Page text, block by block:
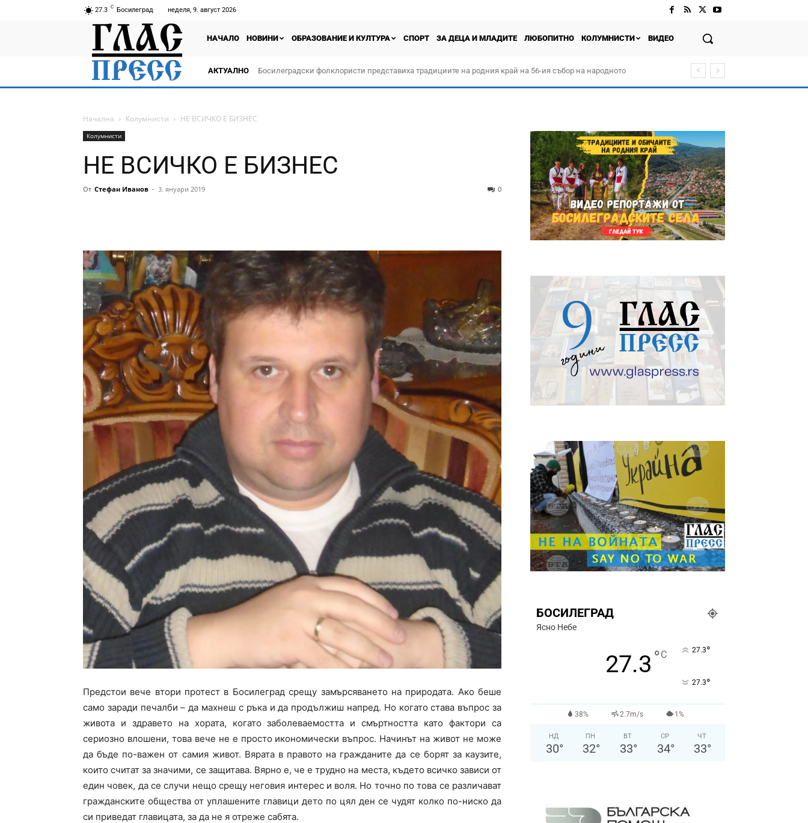
27.3 C Босилеград неделя, 9. август 2026
НАЧАЛО НОВИНИ ОБРАЗОВАНИЕ И КУЛТУРА СПОРТ ЗА ДЕЦА И МЛАДИТЕ ЛЮБОПИТНО КОЛУМНИСТИ ВИДЕО
АКТУАЛНО
Босилеградски фолклористи представиха традициите на родния край на 56-ия събор на народното
творчество „Прођох Левач, прођох Шумадију“
Начална Колумнисти НЕ ВСИЧКО Е БИЗНЕС
Колумнисти
НЕ ВСИЧКО Е БИЗНЕС
От Стефан Иванов - 3. януари 2019 0
Предстои вече втори протест в Босилеград срещу замърсяването на природата. Ако беше
само заради печалби – да махнеш с ръка и да продължиш напред. Но когато става въпрос за
живота и здравето на хората, когато заболеваемостта и смъртността като фактори са
сериозно влошени, това вече не е просто икономически въпрос. Начинът на живот не може
да бъде по-важен от самия живот. Вярата в правото на гражданите да се борят за каузите,
които считат за значими, се защитава. Вярно е, че е трудно на места, където всичко зависи от
един човек, да се случи нещо срещу неговия интерес и воля. Но точно по това се различават
гражданските общества от уплашените главици дето по цял ден се чудят колко по-ниско да
си приведат главицата, за да не я отреже сабята.
БОСИЛЕГРАД
Ясно Небе
27.3 °C 27.3°
27.3°
38% 2.7m/s 1%
НД
30°
ПН
32°
ВТ
33°
СР
34°
ЧТ
33°